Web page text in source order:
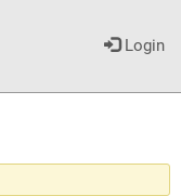
Login